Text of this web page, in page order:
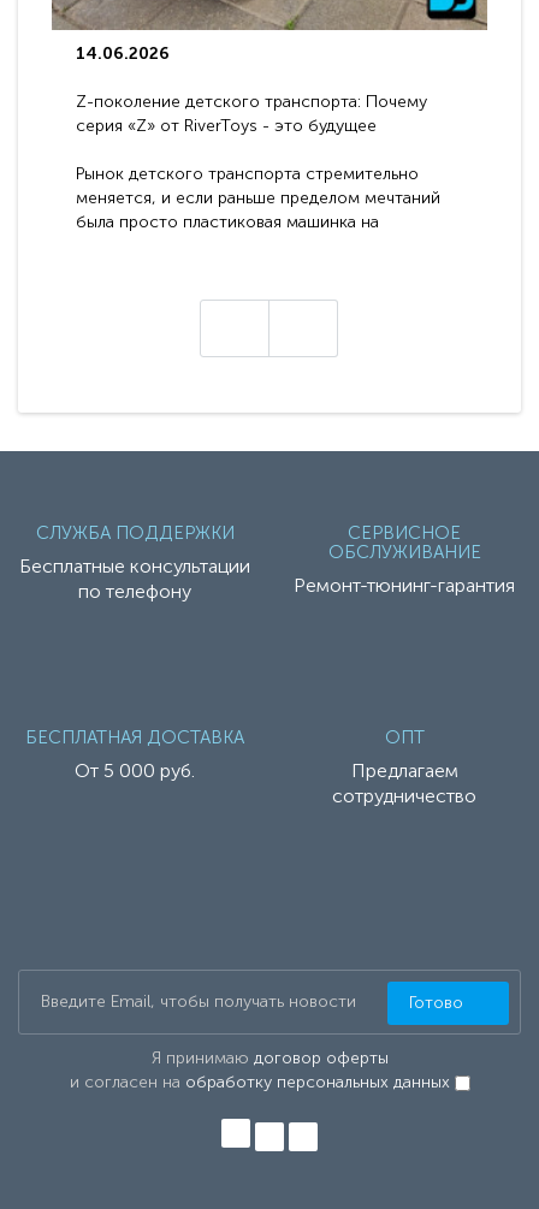
14.06.2026
Z-поколение детского транспорта: Почему
серия «Z» от RiverToys - это будущее
Рынок детского транспорта стремительно
меняется, и если раньше пределом мечтаний
была просто пластиковая машинка на
СЛУЖБА ПОДДЕРЖКИ
Бесплатные консультации
по телефону
СЕРВИСНОЕ
ОБСЛУЖИВАНИЕ
Ремонт-тюнинг-гарантия
БЕСПЛАТНАЯ ДОСТАВКА
От 5 000 руб.
ОПТ
Предлагаем
сотрудничество
Я принимаю договор оферты
и согласен на обработку персональных данных
Готово